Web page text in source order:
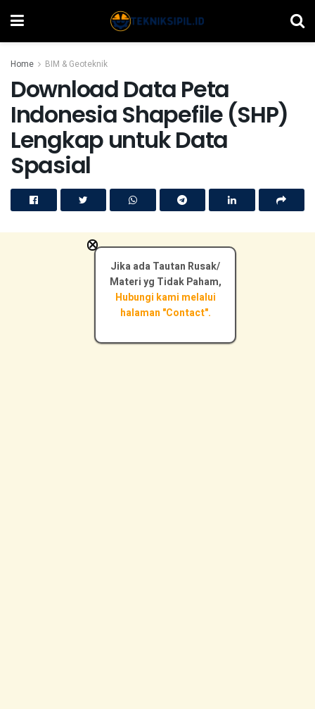
Home BIM & Geoteknik
Download Data Peta
Indonesia Shapefile (SHP)
Lengkap untuk Data
Spasial
Jika ada Tautan Rusak/
Materi yg Tidak Paham,
Hubungi kami melalui
halaman "Contact".
×